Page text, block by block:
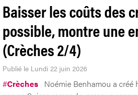
Baisser les coûts des
possible, montre une
(Crèches 2/4)